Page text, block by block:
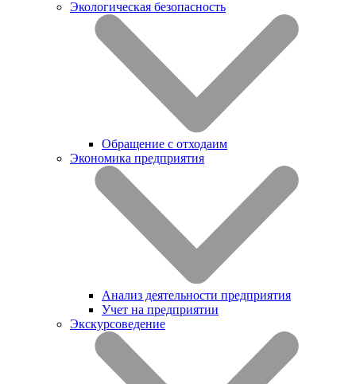
Экологическая безопасность
Обращение с отходаим
Экономика предприятия
Анализ деятельности предприятия
Учет на предприятии
Экскурсоведение